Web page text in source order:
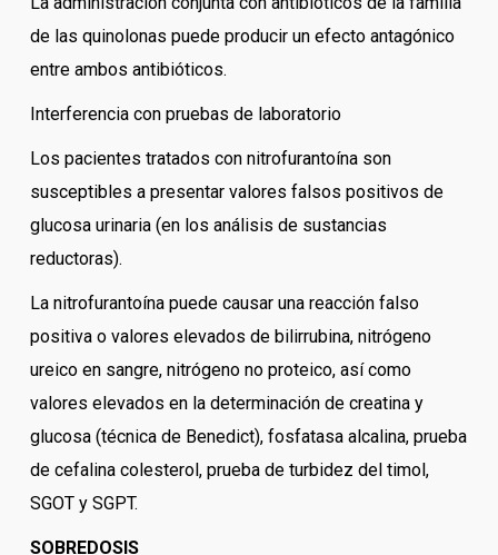
de las quinolonas puede producir un efecto antagónico
entre ambos antibióticos.
Interferencia con pruebas de laboratorio
Los pacientes tratados con nitrofurantoína son
susceptibles a presentar valores falsos positivos de
glucosa urinaria (en los análisis de sustancias
reductoras).
La nitrofurantoína puede causar una reacción falso
positiva o valores elevados de bilirrubina, nitrógeno
ureico en sangre, nitrógeno no proteico, así como
valores elevados en la determinación de creatina y
glucosa (técnica de Benedict), fosfatasa alcalina, prueba
de cefalina colesterol, prueba de turbidez del timol,
SGOT y SGPT.
SOBREDOSIS